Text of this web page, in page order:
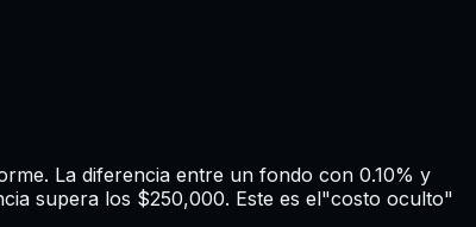
La diferencia entre un fondo con 0.10% y
supera los $250,000. Este es el"costo oculto"